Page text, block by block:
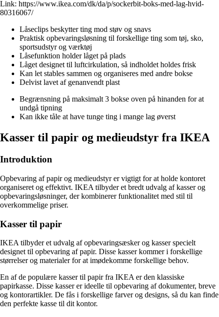
Link: https://www.ikea.com/dk/da/p/sockerbit-boks-med-lag-hvid-
80316067/
Låseclips beskytter ting mod støv og snavs
Praktisk opbevaringsløsning til forskellige ting som tøj, sko,
sportsudstyr og værktøj
Låsefunktion holder låget på plads
Låget designet til luftcirkulation, så indholdet holdes frisk
Kan let stables sammen og organiseres med andre bokse
Delvist lavet af genanvendt plast
Begrænsning på maksimalt 3 bokse oven på hinanden for at
undgå tipning
Kan ikke tåle at have tunge ting i mange lag øverst
Kasser til papir og medieudstyr fra IKEA
Introduktion
Opbevaring af papir og medieudstyr er vigtigt for at holde kontoret
organiseret og effektivt. IKEA tilbyder et bredt udvalg af kasser og
opbevaringsløsninger, der kombinerer funktionalitet med stil til
overkommelige priser.
Kasser til papir
IKEA tilbyder et udvalg af opbevaringsæsker og kasser specielt
designet til opbevaring af papir. Disse kasser kommer i forskellige
størrelser og materialer for at imødekomme forskellige behov.
En af de populære kasser til papir fra IKEA er den klassiske
papirkasse. Disse kasser er ideelle til opbevaring af dokumenter, breve
og kontorartikler. De fås i forskellige farver og designs, så du kan finde
den perfekte kasse til dit kontor.